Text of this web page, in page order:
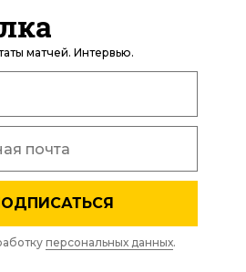
матчей. Интервью.
персональных данных.